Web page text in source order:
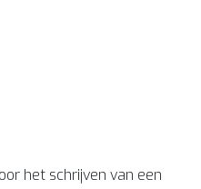
het schrijven van een